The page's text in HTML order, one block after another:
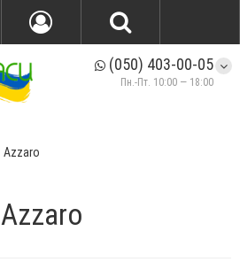
(050) 403-00-05
Пн.-Пт. 10:00 — 18:00
Azzaro
Azzaro